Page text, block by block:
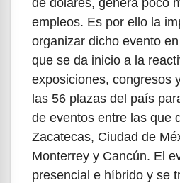
empleos. Es por ello la
organizar dicho evento
que se da inicio a la
exposiciones, congresos
las 56 plazas del país
de eventos entre las que
Zacatecas, Ciudad de
Monterrey y Cancún. El
presencial e híbrido y se